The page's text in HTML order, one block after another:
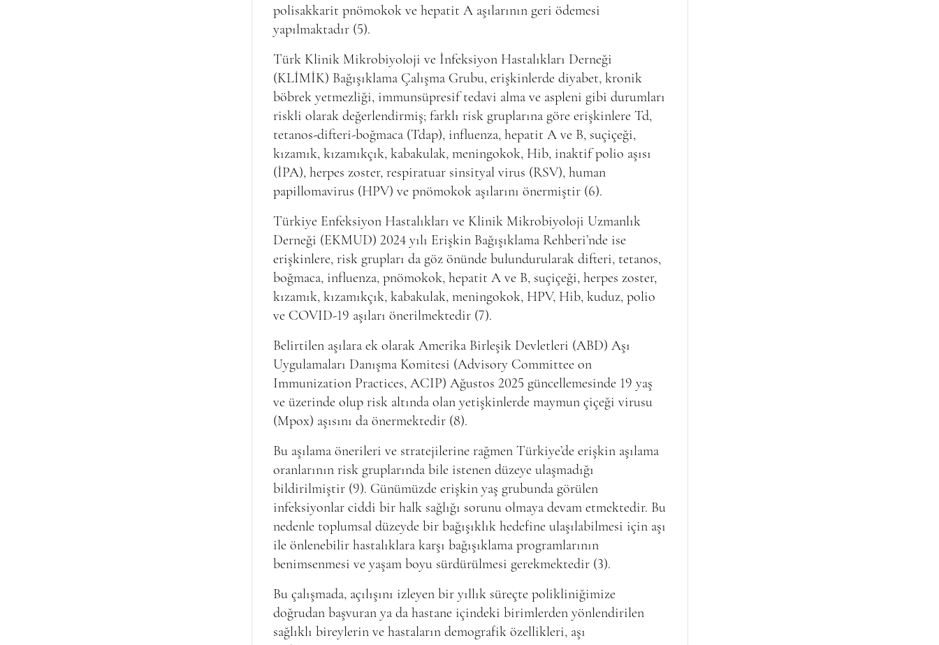
polisakkarit pnömokok ve hepatit A aşılarının geri ödemesi
yapılmaktadır (5).
Türk Klinik Mikrobiyoloji ve İnfeksiyon Hastalıkları Derneği
(KLİMİK) Bağışıklama Çalışma Grubu, erişkinlerde diyabet, kronik
böbrek yetmezliği, immunsüpresif tedavi alma ve aspleni gibi durumları
riskli olarak değerlendirmiş; farklı risk gruplarına göre erişkinlere Td,
tetanos-difteri-boğmaca (Tdap), influenza, hepatit A ve B, suçiçeği,
kızamık, kızamıkçık, kabakulak, meningokok, Hib, inaktif polio aşısı
(İPA), herpes zoster, respiratuar sinsityal virus (RSV), human
papillomavirus (HPV) ve pnömokok aşılarını önermiştir (6).
Türkiye Enfeksiyon Hastalıkları ve Klinik Mikrobiyoloji Uzmanlık
Derneği (EKMUD) 2024 yılı Erişkin Bağışıklama Rehberi’nde ise
erişkinlere, risk grupları da göz önünde bulundurularak difteri, tetanos,
boğmaca, influenza, pnömokok, hepatit A ve B, suçiçeği, herpes zoster,
kızamık, kızamıkçık, kabakulak, meningokok, HPV, Hib, kuduz, polio
ve COVID-19 aşıları önerilmektedir (7).
Belirtilen aşılara ek olarak Amerika Birleşik Devletleri (ABD) Aşı
Uygulamaları Danışma Komitesi (Advisory Committee on
Immunization Practices, ACIP) Ağustos 2025 güncellemesinde 19 yaş
ve üzerinde olup risk altında olan yetişkinlerde maymun çiçeği virusu
(Mpox) aşısını da önermektedir (8).
Bu aşılama önerileri ve stratejilerine rağmen Türkiye’de erişkin aşılama
oranlarının risk gruplarında bile istenen düzeye ulaşmadığı
bildirilmiştir (9). Günümüzde erişkin yaş grubunda görülen
infeksiyonlar ciddi bir halk sağlığı sorunu olmaya devam etmektedir. Bu
nedenle toplumsal düzeyde bir bağışıklık hedefine ulaşılabilmesi için aşı
ile önlenebilir hastalıklara karşı bağışıklama programlarının
benimsenmesi ve yaşam boyu sürdürülmesi gerekmektedir (3).
Bu çalışmada, açılışını izleyen bir yıllık süreçte polikliniğimize
doğrudan başvuran ya da hastane içindeki birimlerden yönlendirilen
sağlıklı bireylerin ve hastaların demografik özellikleri, aşı